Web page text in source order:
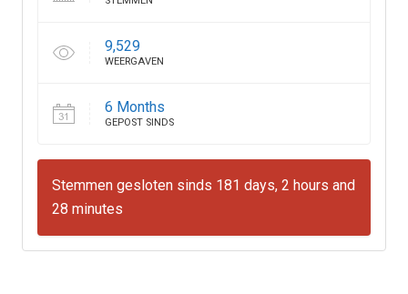
9,529
WEERGAVEN
6 Months
GEPOST SINDS
Stemmen gesloten sinds 181 days, 2 hours and
28 minutes